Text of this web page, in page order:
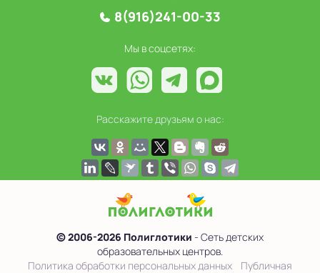
8(916)241-00-33
Мы в соцсетях:
Расскажите друзьям о нас:
© 2006-2026 Полиглотики - Сеть детских
образовательных центров.
Политика обработки персональных данных
Публичная